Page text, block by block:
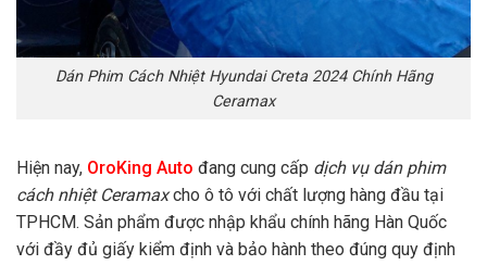
Dán Phim Cách Nhiệt Hyundai Creta 2024 Chính Hãng
Ceramax
Hiện nay, OroKing Auto đang cung cấp dịch vụ dán phim
cách nhiệt Ceramaxcho ô tô với chất lượng hàng đầu tại
TPHCM. Sản phẩm được nhập khẩu chính hãng Hàn Quốc
với đầy đủ giấy kiểm định và bảo hành theo đúng quy định